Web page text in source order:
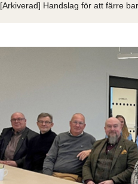
[Arkiverad] Handslag för att färre